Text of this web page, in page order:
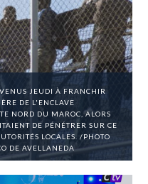
JEUDI À FRANCHIR
DE L'ENCLAVE
NORD DU MAROC, ALORS
DE PÉNÉTRER SUR CE
LOCALES. /PHOTO
DE AVELLANEDA